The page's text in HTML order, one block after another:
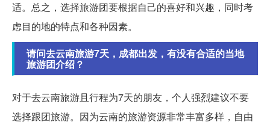
适。总之，选择旅游团要根据自己的喜好和兴趣，同时考
虑目的地的特点和各种因素。
请问去云南旅游7天，成都出发，有没有合适的当地
旅游团介绍？
对于去云南旅游且行程为7天的朋友，个人强烈建议不要
选择跟团旅游。因为云南的旅游资源非常丰富多样，自由